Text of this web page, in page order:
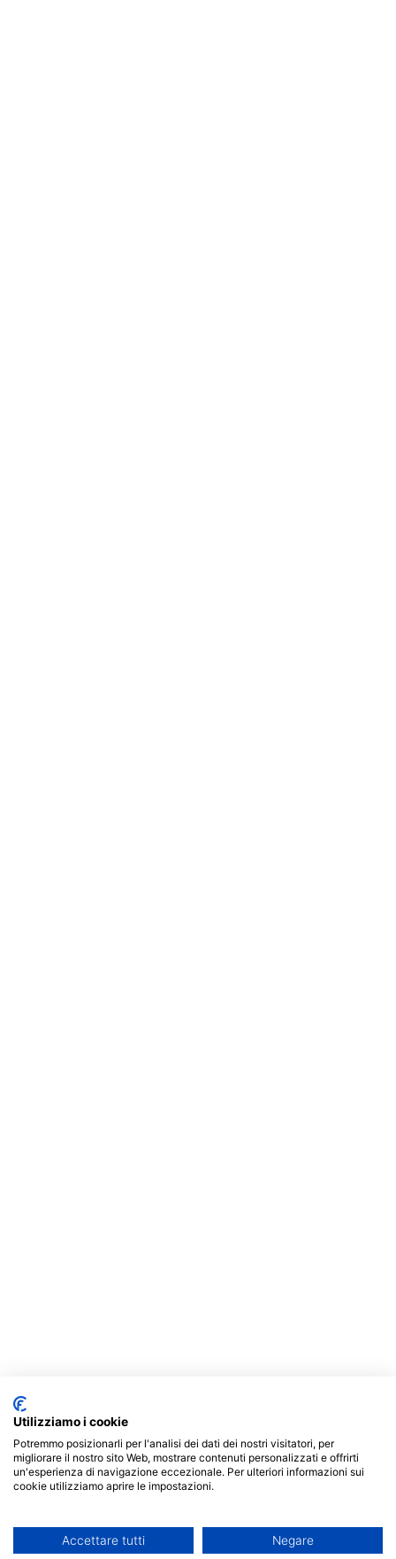
Utilizziamo i cookie
Potremmo posizionarli per l'analisi dei dati dei nostri visitatori, per
migliorare il nostro sito Web, mostrare contenuti personalizzati e offrirti
un'esperienza di navigazione eccezionale. Per ulteriori informazioni sui
cookie utilizziamo aprire le impostazioni.
Accettare tutti Negare